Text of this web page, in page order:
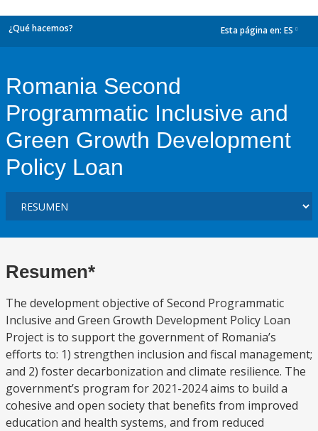
¿Qué hacemos? Esta página en: ES
Romania Second
Programmatic Inclusive and
Green Growth Development
Policy Loan
Resumen*
The development objective of Second Programmatic
Inclusive and Green Growth Development Policy Loan
Project is to support the government of Romania’s
efforts to: 1) strengthen inclusion and fiscal management;
and 2) foster decarbonization and climate resilience. The
government’s program for 2021-2024 aims to build a
cohesive and open society that benefits from improved
education and health systems, and from reduced